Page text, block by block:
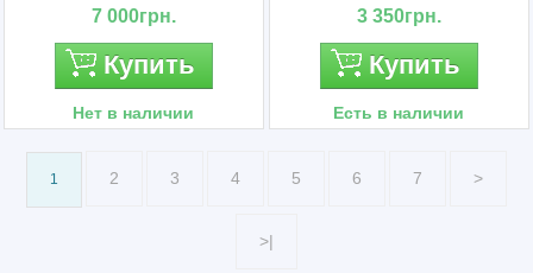
7 000грн.
Купить
Нет в наличии
3 350грн.
Купить
Есть в наличии
1 2 3 4 5 6 7 >
>|